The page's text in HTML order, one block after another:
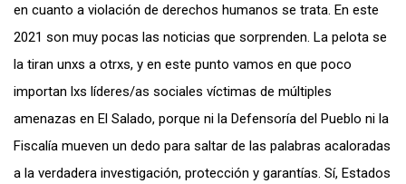
en cuanto a violación de derechos humanos se trata. En este
2021 son muy pocas las noticias que sorprenden. La pelota se
la tiran unxs a otrxs, y en este punto vamos en que poco
importan lxs líderes/as sociales víctimas de múltiples
amenazas en El Salado, porque ni la Defensoría del Pueblo ni la
Fiscalía mueven un dedo para saltar de las palabras acaloradas
a la verdadera investigación, protección y garantías. Sí, Estados